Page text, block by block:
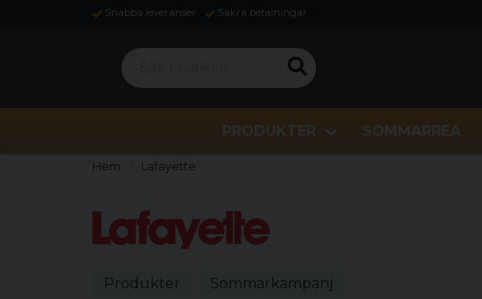
Snabba leveranser Säkra betalningar
Sök i butiken ...
PRODUKTER SOMMARREA
Hem Lafayette
Produkter Sommarkampanj